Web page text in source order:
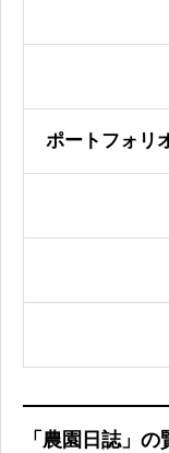
ポートフォリ
「農園日誌」